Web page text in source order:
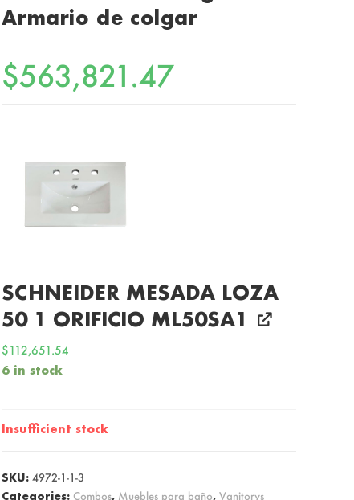
Armario de colgar
$563,821.47
SCHNEIDER MESADA LOZA
50 1 ORIFICIO ML50SA1
$112,651.54
6 in stock
Insufficient stock
SKU:4972-1-1-3
Categories: Combos, Muebles para baño,Vanitorys